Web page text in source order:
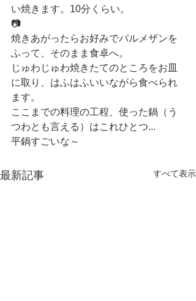
い焼きます。10分くらい。
📷
焼きあがったらお好みでパルメザンを
ふって、そのまま食卓へ。
じゅわじゅわ焼きたてのところをお皿
に取り、はふはふいいながら食べられ
ます。
ここまでの料理の工程、使った鍋（う
つわとも言える）はこれひとつ...
平鍋すごいな～
最新記事 すべて表示